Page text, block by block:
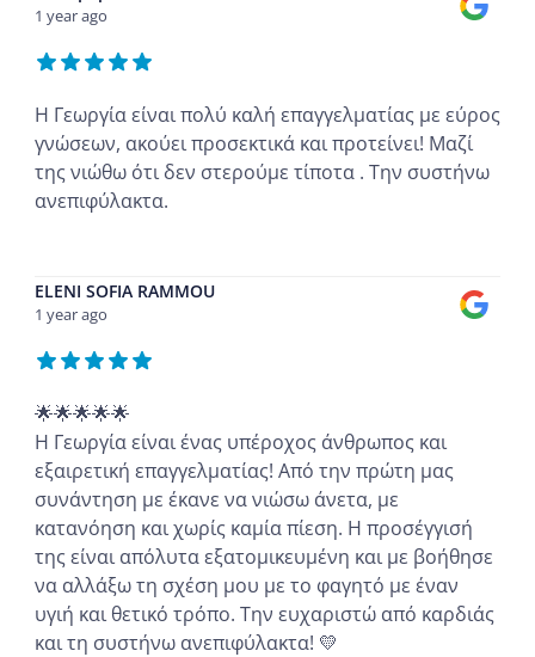
1 year ago
Η Γεωργία είναι πολύ καλή επαγγελματίας με εύρος
γνώσεων, ακούει προσεκτικά και προτείνει! Μαζί
της νιώθω ότι δεν στερούμε τίποτα . Την συστήνω
ανεπιφύλακτα.
ELENI SOFIA RAMMOU
1 year ago
🌟🌟🌟🌟🌟
Η Γεωργία είναι ένας υπέροχος άνθρωπος και
εξαιρετική επαγγελματίας! Από την πρώτη μας
συνάντηση με έκανε να νιώσω άνετα, με
κατανόηση και χωρίς καμία πίεση. Η προσέγγισή
της είναι απόλυτα εξατομικευμένη και με βοήθησε
να αλλάξω τη σχέση μου με το φαγητό με έναν
υγιή και θετικό τρόπο. Την ευχαριστώ από καρδιάς
και τη συστήνω ανεπιφύλακτα! 💛